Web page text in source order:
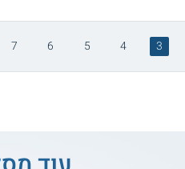
3
4
5
6
7